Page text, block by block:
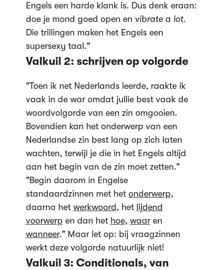
Engels een harde klank is. Dus denk eraan:
doe je mond goed open en vibrate a lot.
Die trillingen maken het Engels een
supersexy taal."
Valkuil 2: schrijven op volgorde
"Toen ik net Nederlands leerde, raakte ik
vaak in de war omdat jullie best vaak de
woordvolgorde van een zin omgooien.
Bovendien kan het onderwerp van een
Nederlandse zin best lang op zich laten
wachten, terwijl je die in het Engels altijd
aan het begin van de zin moet zetten."
"Begin daarom in Engelse
standaardzinnen met het onderwerp,
daarna het werkwoord , het lijdend
voorwerp en dan het hoe, waaren
wanneer." Maar let op: bij vraagzinnen
werkt deze volgorde natuurlijk niet!
Valkuil 3: Conditionals, van